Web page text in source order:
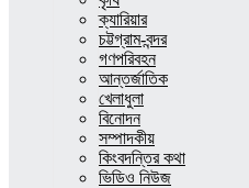
ক্যারিয়ার
চট্টগ্রাম-বন্দর
গণপরিবহন
আন্তর্জাতিক
খেলাধুলা
বিনোদন
সম্পাদকীয়
কিংবদন্তির কথা
ভিডিও নিউজ